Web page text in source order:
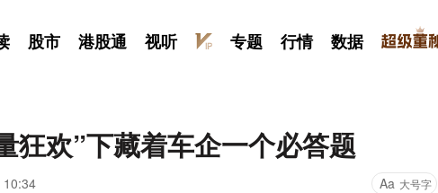
股市 港股通 视听 专题 行情 数据
狂欢”下藏着车企一个必答题
Aa 大号字